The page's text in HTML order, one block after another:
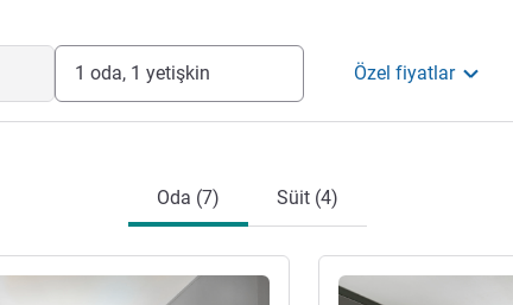
1 oda, 1 yetişkin Özel fiyatlar
Oda (7) Süit (4)
Ayrıntıları göster